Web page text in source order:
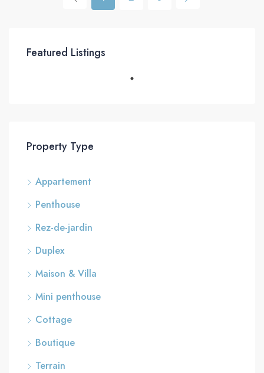
Featured Listings
Property Type
Appartement
Penthouse
Rez-de-jardin
Duplex
Maison & Villa
Mini penthouse
Cottage
Boutique
Terrain